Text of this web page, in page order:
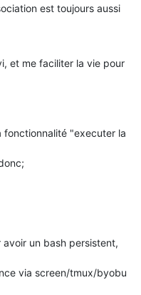
est toujours aussi
et me faciliter la vie pour
fonctionnalité "executer la
un bash persistent,
via screen/tmux/byobu